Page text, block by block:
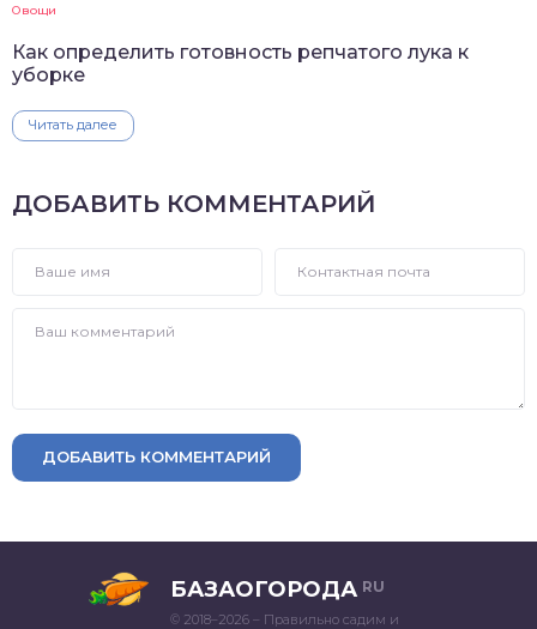
Овощи
Как определить готовность репчатого лука к
уборке
Читать далее
ДОБАВИТЬ КОММЕНТАРИЙ
ДОБАВИТЬ КОММЕНТАРИЙ
БАЗАОГОРОДА RU
© 2018–2026 – Правильно садим и